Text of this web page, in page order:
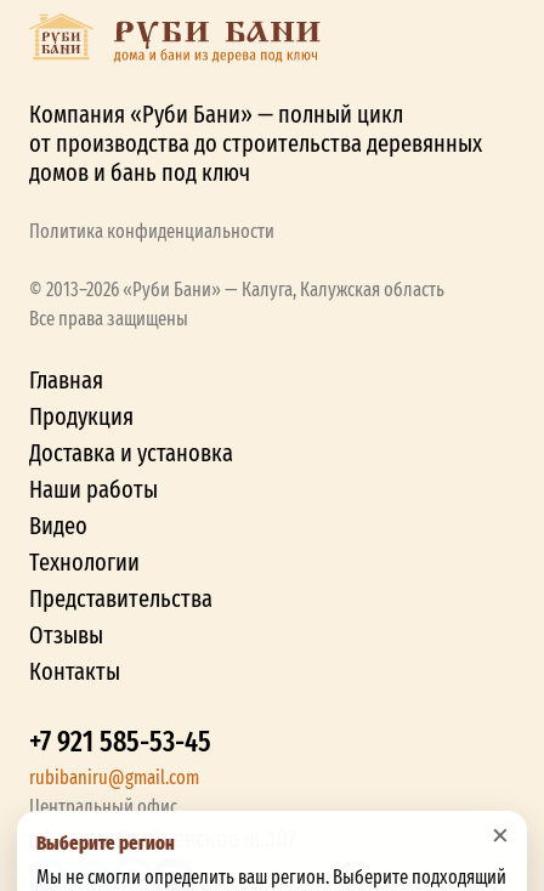
×
Выберите регион
Мы не смогли определить ваш регион. Выберите подходящий
Компания «Руби Бани» — полный цикл
от производства до строительства деревянных
домов и бань под ключ
Политика конфиденциальности
© 2013–2026 «Руби Бани» — Калуга, Калужская область
Все права защищены
Главная
Продукция
Доставка и установка
Наши работы
Видео
Технологии
Представительства
Отзывы
Контакты
+7 921 585-53-45
rubibaniru@gmail.com
Центральный офис
г. Калуга, Грабцевское ш.,107